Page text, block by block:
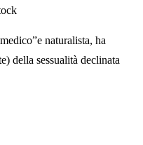
naturalista, ha
della sessualità declinata